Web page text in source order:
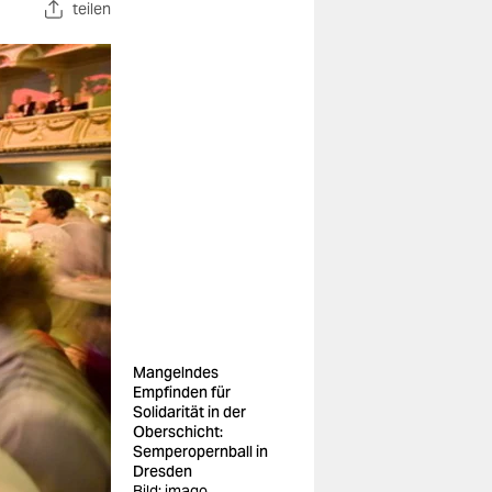
teilen
Mangelndes
Empfinden für
Solidarität in der
Oberschicht:
Semperopernball in
Dresden